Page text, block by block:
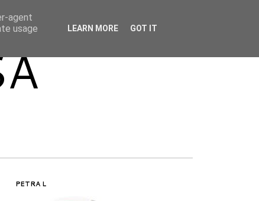
PETRA L
agent
usage
LEARN MORE GOT IT